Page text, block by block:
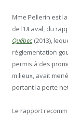
Mme Pellerin est
de l’ULaval, du
Québec (2013),
réglementation
permis à des
milieux, avait
portant la perte
Le rapport